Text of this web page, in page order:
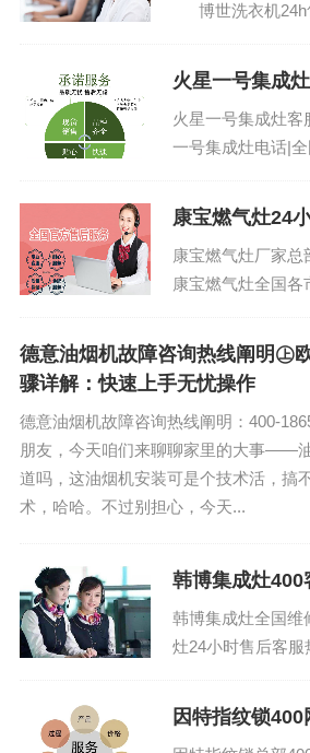
博世洗衣机24h
火星一号集成
火星一号集成灶客
一号集成灶电话|
康宝燃气灶24
康宝燃气灶厂家总
康宝燃气灶全国各
（2）400-1865-
德意油烟机故障咨询热线阐明㊤
骤详解：快速上手无忧操作
德意油烟机故障咨询热线阐明：400-
朋友，今天咱们来聊聊家里的大事——
道吗，这油烟机安装可是个技术活，搞
术，哈哈。不过别担心，今天...
韩博集成灶400
韩博集成灶全国维
灶24小时售后客服
询）（2）400-
因特指纹锁